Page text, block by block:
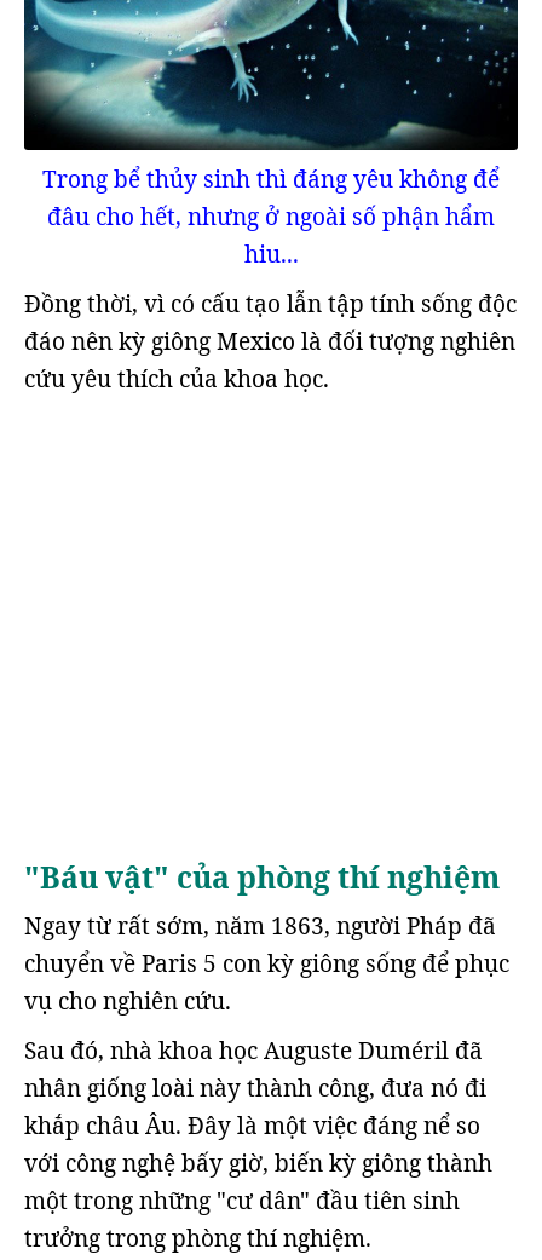
Trong bể thủy sinh thì đáng yêu không để
đâu cho hết, nhưng ở ngoài số phận hẩm
hiu...
Đồng thời, vì có cấu tạo lẫn tập tính sống độc
đáo nên kỳ giông Mexico là đối tượng nghiên
cứu yêu thích của khoa học.
"Báu vật" của phòng thí nghiệm
Ngay từ rất sớm, năm 1863, người Pháp đã
chuyển về Paris 5 con kỳ giông sống để phục
vụ cho nghiên cứu.
Sau đó, nhà khoa học Auguste Duméril đã
nhân giống loài này thành công, đưa nó đi
khắp châu Âu. Đây là một việc đáng nể so
với công nghệ bấy giờ, biến kỳ giông thành
một trong những "cư dân" đầu tiên sinh
trưởng trong phòng thí nghiệm.